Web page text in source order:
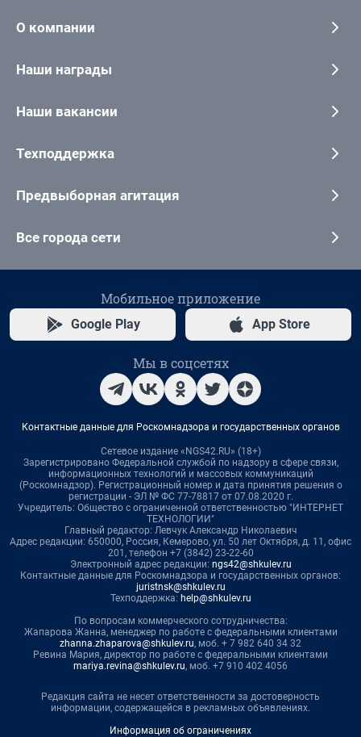
О компании
Наши награды
Наши вакансии
Техподдержка
Предвыборная агитация
Все города сети
Мобильное приложение
Google Play App Store
Мы в соцсетях
Контактные данные для Роскомнадзора и государственных органов
Сетевое издание «NGS42.RU» (18+)
Зарегистрировано Федеральной службой по надзору в сфере связи,
информационных технологий и массовых коммуникаций
(Роскомнадзор). Регистрационный номер и дата принятия решения о
регистрации - ЭЛ № ФС 77-78817 от 07.08.2020 г.
Учредитель: Общество с ограниченной ответственностью "ИНТЕРНЕТ
ТЕХНОЛОГИИ"
Главный редактор: Левчук Александр Николаевич
Адрес редакции: 650000, Россия, Кемерово, ул. 50 лет Октября, д. 11, офис
201, телефон +7 (3842) 23-22-60
Электронный адрес редакции: ngs42@shkulev.ru
Контактные данные для Роскомнадзора и государственных органов:
juristnsk@shkulev.ru
Техподдержка: help@shkulev.ru
По вопросам коммерческого сотрудничества:
Жапарова Жанна, менеджер по работе с федеральными клиентами
zhanna.zhaparova@shkulev.ru, моб. + 7 982 640 34 32
Ревина Мария, директор по работе с федеральными клиентами
mariya.revina@shkulev.ru, моб. +7 910 402 4056
Редакция сайта не несет ответственности за достоверность
информации, содержащейся в рекламных объявлениях.
Информация об ограничениях